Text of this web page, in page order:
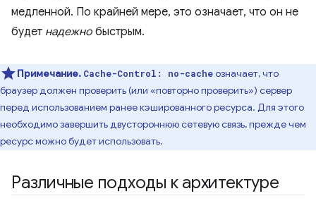
медленной. По крайней мере, это означает, что он не
будет надежно быстрым.
Примечание. Cache-Control: no-cacheозначает, что
браузер должен проверить (или «повторно проверить») сервер
перед использованием ранее кэшированного ресурса. Для этого
необходимо завершить двустороннюю сетевую связь, прежде чем
ресурс можно будет использовать.
Различные подходы к архитектуре